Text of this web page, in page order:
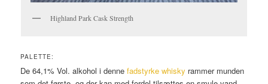
Highland Park Cask Strength
PALETTE:
De 64,1% Vol. alkohol i dennefadstyrke whisky rammer munden